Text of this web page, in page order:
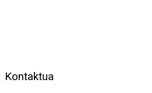
Kontaktua